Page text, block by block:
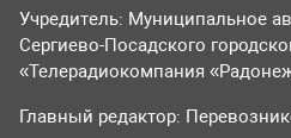
Учредитель: Муниципальное
Сергиево-Посадского
«Телерадиокомпания
Главный редактор: